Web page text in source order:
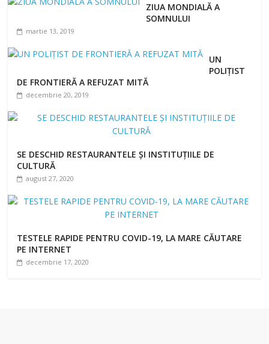
ZIUA MONDIALĂ A
SOMNULUI
martie 13, 2019
UN
POLIȚIST
DE FRONTIERĂ A REFUZAT MITĂ
decembrie 20, 2019
SE DESCHID RESTAURANTELE ȘI INSTITUȚIILE DE
CULTURĂ
august 27, 2020
TESTELE RAPIDE PENTRU COVID-19, LA MARE CĂUTARE
PE INTERNET
decembrie 17, 2020